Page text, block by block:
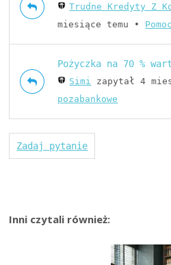
Trudne Kredyty Z
miesiące temu •
Pożyczka na 70 %
Simi zapytał 4
pozabankowe
Zadaj pytanie
Inni czytali również: